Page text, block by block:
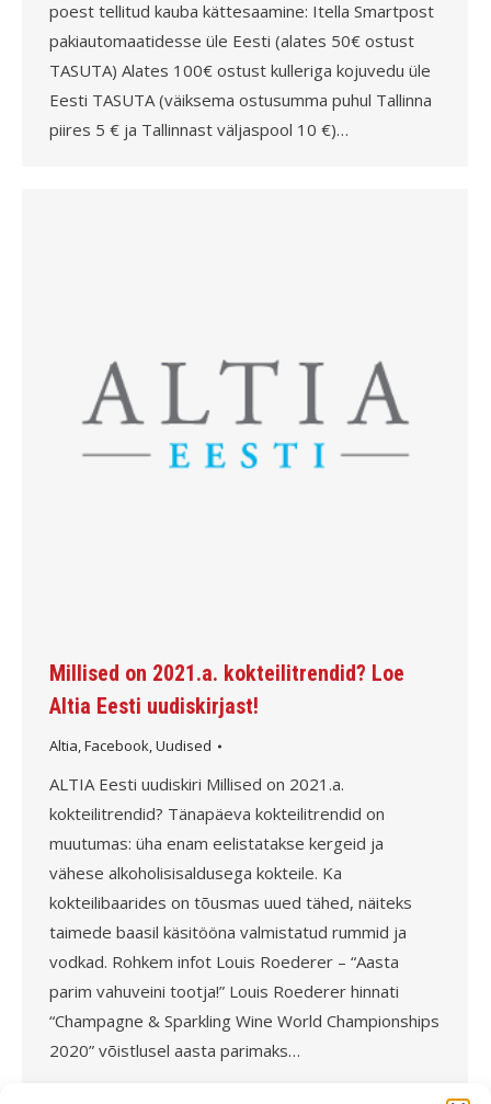
poest tellitud kauba kättesaamine: Itella Smartpost
pakiautomaatidesse üle Eesti (alates 50€ ostust
TASUTA) Alates 100€ ostust kulleriga kojuvedu üle
Eesti TASUTA (väiksema ostusumma puhul Tallinna
piires 5 € ja Tallinnast väljaspool 10 €)…
Millised on 2021.a. kokteilitrendid? Loe
Altia Eesti uudiskirjast!
Altia,Facebook,Uudised
ALTIA Eesti uudiskiri Millised on 2021.a.
kokteilitrendid? Tänapäeva kokteilitrendid on
muutumas: üha enam eelistatakse kergeid ja
vähese alkoholisisaldusega kokteile. Ka
kokteilibaarides on tõusmas uued tähed, näiteks
taimede baasil käsitööna valmistatud rummid ja
vodkad. Rohkem infot Louis Roederer – “Aasta
parim vahuveini tootja!” Louis Roederer hinnati
“Champagne & Sparkling Wine World Championships
2020” võistlusel aasta parimaks…